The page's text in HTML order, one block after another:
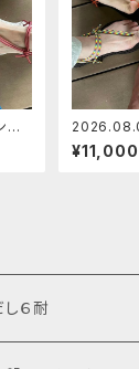
サ
ワ
ん
ダル代官
クショップ
¥11,000
６耐